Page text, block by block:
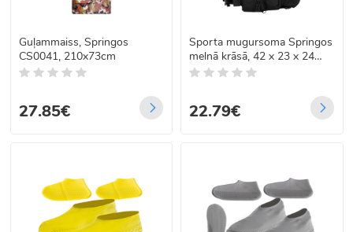
Guļammaiss, Springos
CS0041, 210x73cm
27.85€
Sporta mugursoma Springos
melnā krāsā, 42 x 23 x 24
cm, CS0048
22.79€